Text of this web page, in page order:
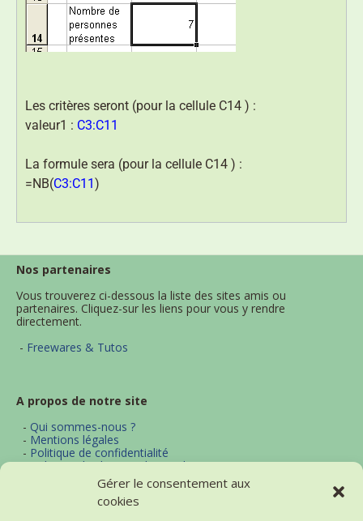
Gérer le consentement aux
cookies
Les critères seront (pour la cellule C14 ) :
valeur1 : C3:C11
La formule sera (pour la cellule C14 ) :
=NB(C3:C11 )
Nos partenaires
Vous trouverez ci-dessous la liste des sites amis ou
partenaires. Cliquez-sur les liens pour vous y rendre
directement.
- Freewares & Tutos
A propos de notre site
- Qui sommes-nous ?
- Mentions légales
- Politique de confidentialité
-Politique d'utilisation des cookies